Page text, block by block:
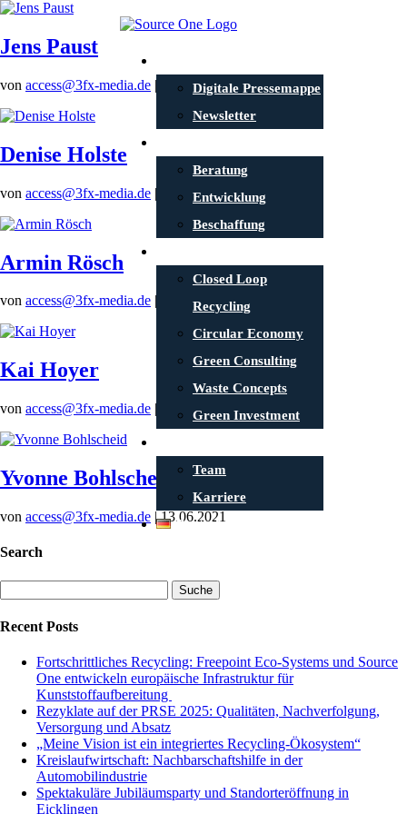
Digitale Pressemappe
Newsletter
Beratung
Entwicklung
Beschaffung
Closed Loop
Recycling
Circular Economy
Green Consulting
Waste Concepts
Green Investment
Team
Karriere
Deutsch
Jens Paust
von access@3fx-media.de | 22.07.2021
Denise Holste
von access@3fx-media.de | 22.07.2021
Armin Rösch
von access@3fx-media.de | 13.06.2021
Kai Hoyer
von access@3fx-media.de | 13.06.2021
Yvonne Bohlscheid
von access@3fx-media.de |13.06.2021
Search
nach:
Recent Posts
Fortschrittliches Recycling: Freepoint Eco-Systems und Source
One entwickeln europäische Infrastruktur für
Kunststoffaufbereitung
Rezyklate auf der PRSE 2025: Qualitäten, Nachverfolgung,
Versorgung und Absatz
„Meine Vision ist ein integriertes Recycling-Ökosystem“
Kreislaufwirtschaft: Nachbarschaftshilfe in der
Automobilindustrie
Spektakuläre Jubiläumsparty und Standorteröffnung in
Eicklingen